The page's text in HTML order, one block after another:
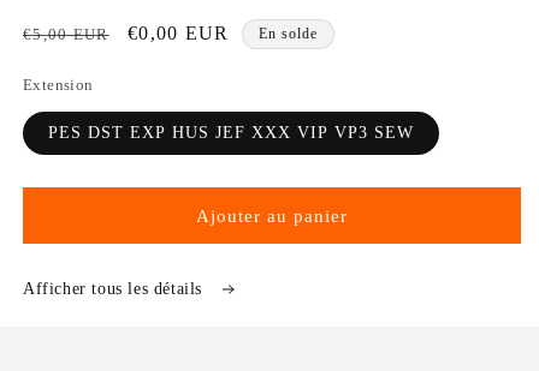
Prix
€5,00 EUR
Prix
€0,00 EUR En solde
Extension
PES DST EXP HUS JEF XXX VIP VP3 SEW
Ajouter au panier
Afficher tous les détails